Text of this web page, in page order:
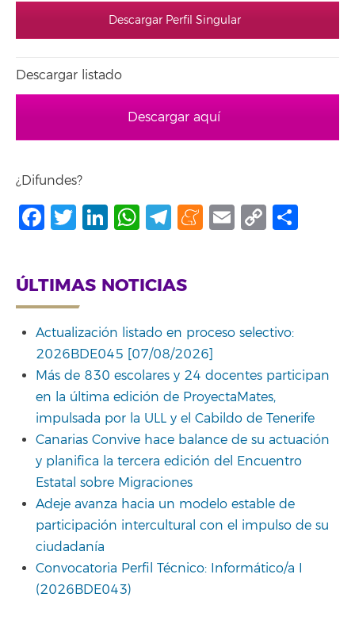
Descargar Perfil Singular
Descargar listado
Descargar aquí
¿Difundes?
Facebook
Twitter
LinkedIn
WhatsApp
Telegram
Meneame
Email
Copy
ÚLTIMAS NOTICIAS
Actualización listado en proceso selectivo:
2026BDE045 [07/08/2026]
Más de 830 escolares y 24 docentes participan
en la última edición de ProyectaMates,
impulsada por la ULL y el Cabildo de Tenerife
Canarias Convive hace balance de su actuación
y planifica la tercera edición del Encuentro
Estatal sobre Migraciones
Adeje avanza hacia un modelo estable de
participación intercultural con el impulso de su
ciudadanía
Convocatoria Perfil Técnico: Informático/a I
(2026BDE043)